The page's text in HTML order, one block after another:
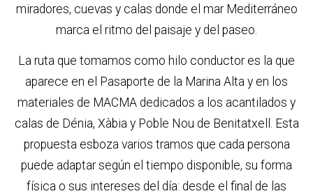
miradores, cuevas y calas donde el mar Mediterráneo
marca el ritmo del paisaje y del paseo.
La ruta que tomamos como hilo conductor es la que
aparece en el Pasaporte de la Marina Alta y en los
materiales de MACMA dedicados a los acantilados y
calas de Dénia, Xàbia y Poble Nou de Benitatxell. Esta
propuesta esboza varios tramos que cada persona
puede adaptar según el tiempo disponible, su forma
física o sus intereses del día: desde el final de las